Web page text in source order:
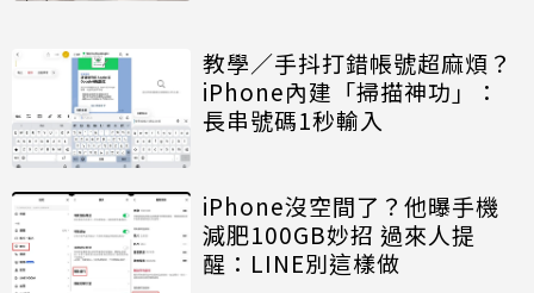
教學／手抖打錯帳號超麻煩？
iPhone內建「掃描神功」：
長串號碼1秒輸入
iPhone沒空間了？他曝手機
減肥100GB妙招 過來人提
醒：LINE別這樣做